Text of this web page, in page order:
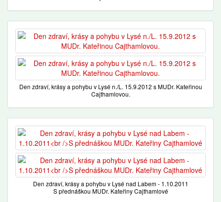
Den zdraví, krásy a pohybu v Lysé n./L. 15.9.2012 s MUDr. Kateřinou
Cajthamlovou.
Den zdraví, krásy a pohybu v Lysé nad Labem - 1.10.2011
S přednáškou MUDr. Kateřiny Cajthamlové